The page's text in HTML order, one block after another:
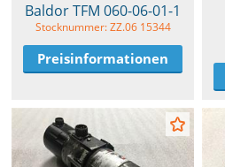
Baldor TFM 060-06-01-1
Stocknummer: ZZ.06 15344
Preisinformationen